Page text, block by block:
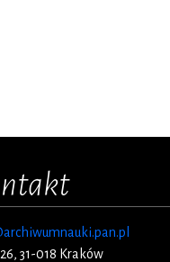
31-018 Kraków